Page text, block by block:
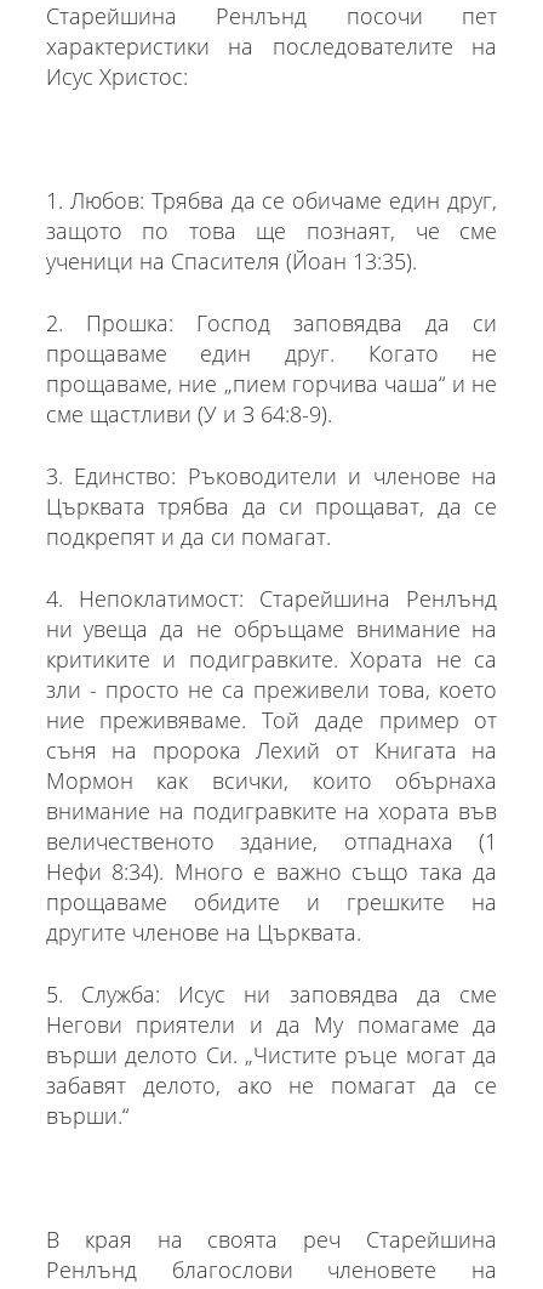
Старейшина Ренлънд посочи пет
характеристики на последователите на
Исус Христос:
1. Любов: Трябва да се обичаме един друг,
защото по това ще познаят, че сме
ученици на Спасителя (Йоан 13:35).
2. Прошка: Господ заповядва да си
прощаваме един друг. Когато не
прощаваме, ние „пием горчива чаша“ и не
сме щастливи (У и З 64:8-9).
3. Единство: Ръководители и членове на
Църквата трябва да си прощават, да се
подкрепят и да си помагат.
4. Непоклатимост: Старейшина Ренлънд
ни увеща да не обръщаме внимание на
критиките и подигравките. Хората не са
зли - просто не са преживели това, което
ние преживяваме. Той даде пример от
съня на пророка Лехий от Книгата на
Мормон как всички, които обърнаха
внимание на подигравките на хората във
величественото здание, отпаднаха (1
Нефи 8:34). Много е важно също така да
прощаваме обидите и грешките на
другите членове на Църквата.
5. Служба: Исус ни заповядва да сме
Негови приятели и да Му помагаме да
върши делото Си. „Чистите ръце могат да
забавят делото, ако не помагат да се
върши.“
В края на своята реч Старейшина
Ренлънд благослови членовете на